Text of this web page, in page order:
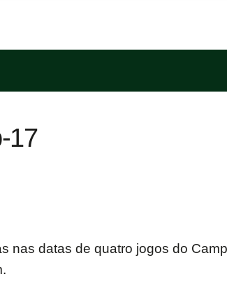
17
nas datas de quatro jogos do